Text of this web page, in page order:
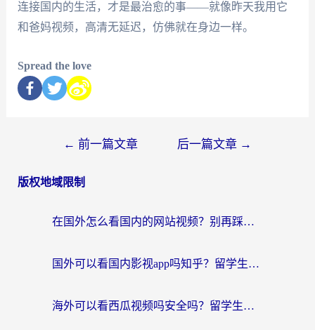
连接国内的生活，才是最治愈的事——就像昨天我用它
和爸妈视频，高清无延迟，仿佛就在身边一样。
Spread the love
← 前一篇文章 后一篇文章 →
版权地域限制
在国外怎么看国内的网站视频？别再踩坑！选对加速器秒回国内冲浪
国外可以看国内影视app吗知乎？留学生亲测有效的回国加速方案
海外可以看西瓜视频吗安全吗？留学生亲测：3步解决回国追剧难题，附靠谱加速器推荐